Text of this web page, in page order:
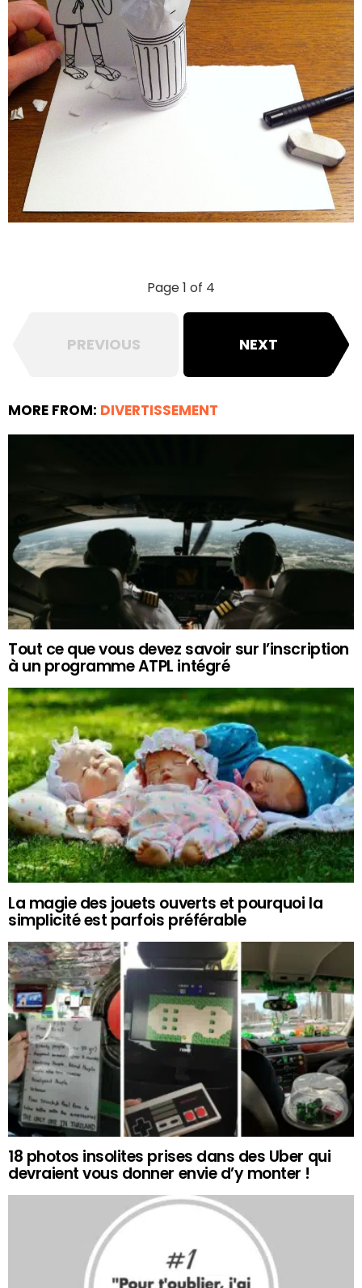
Page 1 of 4
PREVIOUS NEXT
MORE FROM: DIVERTISSEMENT
Tout ce que vous devez savoir sur l’inscription
à un programme ATPL intégré
La magie des jouets ouverts et pourquoi la
simplicité est parfois préférable
18 photos insolites prises dans des Uber qui
devraient vous donner envie d’y monter !